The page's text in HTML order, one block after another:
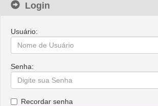
Login
Usuário:
Senha:
Recordar senha